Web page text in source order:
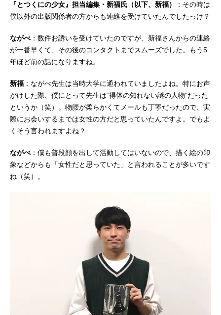
『とつくにの少女』担当編集・新福氏（以下、新福）
：その時は
僕以外の出版関係者の方からも連絡を受けていたんでしたっけ？
ながべ：数件お誘いを受けていたのですが、新福さんからの連絡
が一番早くて、その後のコンタクトまでスムーズでした。もう5
年ほど前の話になりますね。
新福 ：ながべ先生は当時大学に通われていましたよね。特にお声
がけした際、僕にとって先生は“得体の知れない謎の人物”だった
というか（笑）。物腰が柔らかくてメールも丁寧だったので、実
際にお会いするまでは女性の方だと思っていたんですよ。でもよ
くそう言われますよね？
ながべ：僕も普段顔を出して活動してはいないので、描く絵の印
象などからも「女性だと思っていた」と言われることが多いです
ね（笑）。